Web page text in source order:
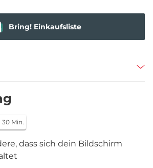
Bring! Einkaufsliste
30 Min.
dass sich dein Bildschirm